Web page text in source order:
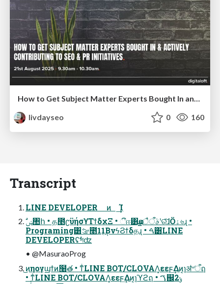
livdayseo
0 160
Transcript
LINE DEVELOPER ͷ ͢͢Ί
Programing͸ࡢ೥11݄͔ΒνϟϨϯδதɻ • ࠓ͸LINE
DEVELOPERʢࣗশʣ
• @MasuraoProg
͜ͷηογϣϯͷ໨త • ͳͥLINE BOT/CLOVAΛ͓εεϝ͢Δͷ͔ɿॳ৺ऀฤ
• ͳͥLINE BOT/CLOVAΛ͓εεϝ͢Δͷ͔ɿϓϩฤ • ࠂ஌2ݸ